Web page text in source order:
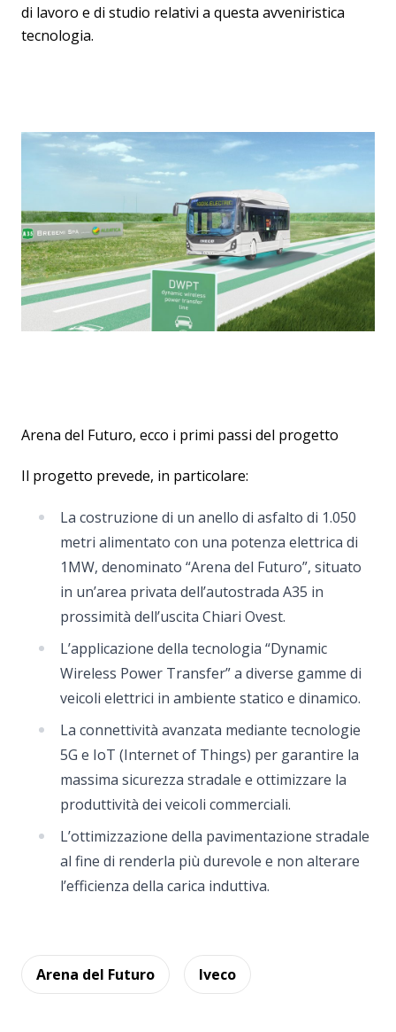
di lavoro e di studio relativi a questa avveniristica
tecnologia.
Arena del Futuro, ecco i primi passi del progetto
Il progetto prevede, in particolare:
La costruzione di un anello di asfalto di 1.050
metri alimentato con una potenza elettrica di
1MW, denominato “Arena del Futuro”, situato
in un’area privata dell’autostrada A35 in
prossimità dell’uscita Chiari Ovest.
L’applicazione della tecnologia “Dynamic
Wireless Power Transfer” a diverse gamme di
veicoli elettrici in ambiente statico e dinamico.
La connettività avanzata mediante tecnologie
5G e IoT (Internet of Things) per garantire la
massima sicurezza stradale e ottimizzare la
produttività dei veicoli commerciali.
L’ottimizzazione della pavimentazione stradale
al fine di renderla più durevole e non alterare
l’efficienza della carica induttiva.
Arena del Futuro Iveco